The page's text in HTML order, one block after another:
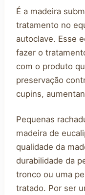
É a madeira
tratamento no
autoclave. Esse
fazer o
com o produto
preservação
cupins,
Pequenas
madeira de
qualidade da
durabilidade da
tronco ou uma
tratado. Por ser